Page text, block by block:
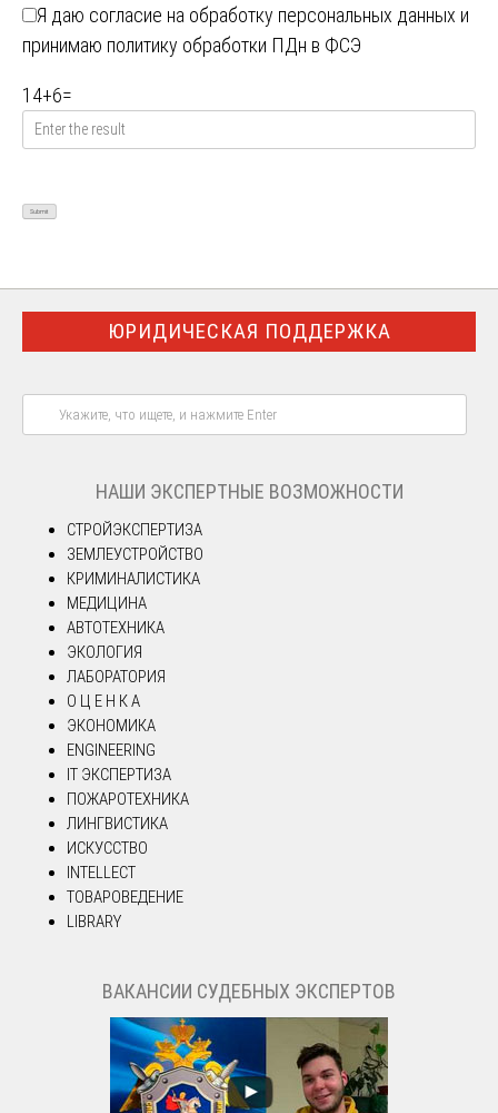
Я даю согласие на обработку персональных данных и
принимаю политику обработки ПДн в ФСЭ
14+6=
ЮРИДИЧЕСКАЯ ПОДДЕРЖКА
НАШИ ЭКСПЕРТНЫЕ ВОЗМОЖНОСТИ
СТРОЙЭКСПЕРТИЗА
ЗЕМЛЕУСТРОЙСТВО
КРИМИНАЛИСТИКА
МЕДИЦИНА
АВТОТЕХНИКА
ЭКОЛОГИЯ
ЛАБОРАТОРИЯ
О Ц Е Н К А
ЭКОНОМИКА
ENGINEERING
IT ЭКСПЕРТИЗА
ПОЖАРОТЕХНИКА
ЛИНГВИСТИКА
ИСКУССТВО
INTELLECT
ТОВАРОВЕДЕНИЕ
LIBRARY
ВАКАНСИИ СУДЕБНЫХ ЭКСПЕРТОВ